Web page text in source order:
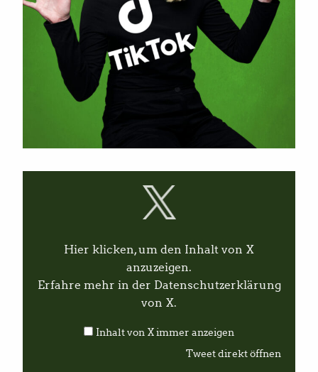
Hier klicken, um den Inhalt von X
anzuzeigen.
Erfahre mehr in der Datenschutzerklärung
von X.
Inhalt von X immer anzeigen
Tweet direkt öffnen